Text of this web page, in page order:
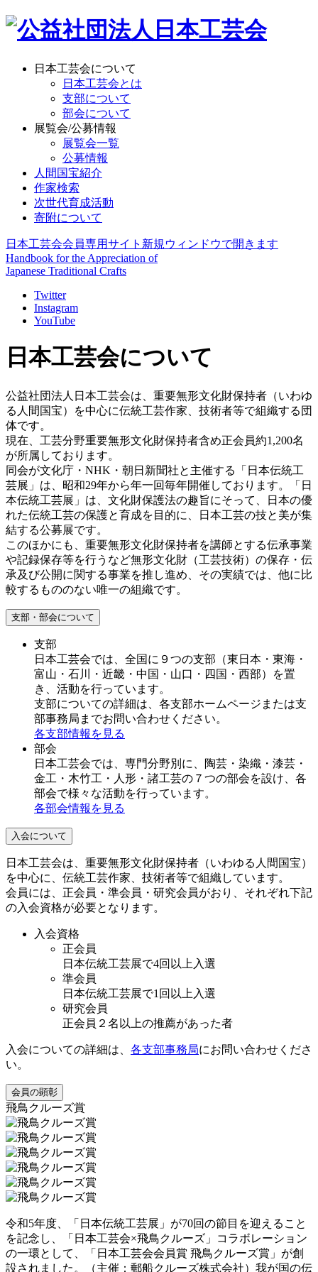
日本工芸会について
日本工芸会とは
支部について
部会について
展覧会/公募情報
展覧会一覧
公募情報
人間国宝紹介
作家検索
次世代育成活動
寄附について
日本工芸会会員専用サイト 新規ウィンドウで開きます
Handbook for the Appreciation of
Japanese Traditional Crafts
Twitter
Instagram
YouTube
日本工芸会について
公益社団法人日本工芸会は、重要無形文化財保持者（いわゆ
る人間国宝）を中心に伝統工芸作家、技術者等で組織する団
体です。
現在、工芸分野重要無形文化財保持者含め正会員約1,200名
が所属しております。
同会が文化庁・NHK・朝日新聞社と主催する「日本伝統工
芸展」は、昭和29年から年一回毎年開催しております。「日
本伝統工芸展」は、文化財保護法の趣旨にそって、日本の優
れた伝統工芸の保護と育成を目的に、日本工芸の技と美が集
結する公募展です。
このほかにも、重要無形文化財保持者を講師とする伝承事業
や記録保存等を行うなど無形文化財（工芸技術）の保存・伝
承及び公開に関する事業を推し進め、その実績では、他に比
較するもののない唯一の組織です。
支部・部会について
支部
日本工芸会では、全国に９つの支部（東日本・東海・
富山・石川・近畿・中国・山口・四国・西部）を置
き、活動を行っています。
支部についての詳細は、各支部ホームページまたは支
部事務局までお問い合わせください。
各支部情報を見る
部会
日本工芸会では、専門分野別に、陶芸・染織・漆芸・
金工・木竹工・人形・諸工芸の７つの部会を設け、各
部会で様々な活動を行っています。
各部会情報を見る
入会について
日本工芸会は、重要無形文化財保持者（いわゆる人間国宝）
を中心に、伝統工芸作家、技術者等で組織しています。
会員には、正会員・準会員・研究会員がおり、それぞれ下記
の入会資格が必要となります。
入会資格
正会員
日本伝統工芸展で4回以上入選
準会員
日本伝統工芸展で1回以上入選
研究会員
正会員２名以上の推薦があった者
入会についての詳細は、 各支部事務局にお問い合わせくださ
い。
会員の顕彰
飛鳥クルーズ賞
令和5年度、「日本伝統工芸展」が70回の節目を迎えること
を記念し、「日本工芸会×飛鳥クルーズ」コラボレーション
の一環として、「日本工芸会会員賞 飛鳥クルーズ賞」が創
設されました。（主催：郵船クルーズ株式会社）我が国の伝